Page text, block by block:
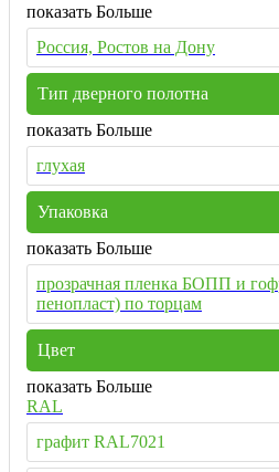
показать Больше
Россия, Ростов на Дону
Тип дверного полотна
показать Больше
глухая
Упаковка
показать Больше
прозрачная пленка БОПП и
пенопласт) по торцам
Цвет
показать Больше
RAL
графит RAL7021